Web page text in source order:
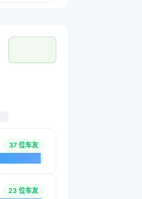
37 位车友
23 位车友